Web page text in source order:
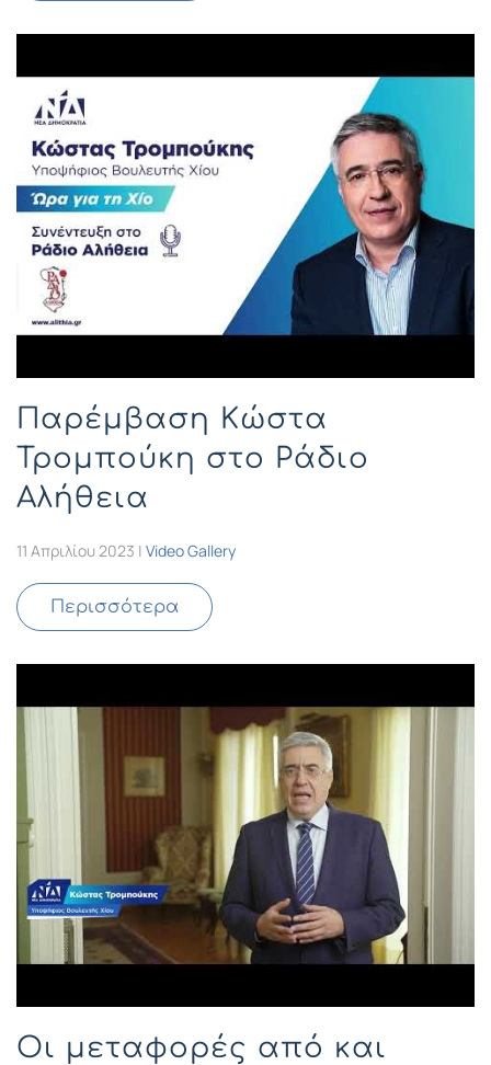
Παρέμβαση Κώστα
Τρομπούκη στο Ράδιο
Αλήθεια
11 Απριλίου 2023 | Video Gallery
Περισσότερα
Οι μεταφορές από και